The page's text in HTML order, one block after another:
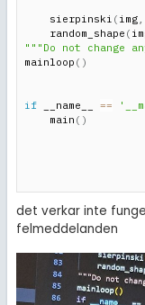
    sierpinski
( img,
    random_shape
(
"""Do not change
mainloop ( )
if __name__ ==
    main
( )
det verkar inte
felmeddelanden